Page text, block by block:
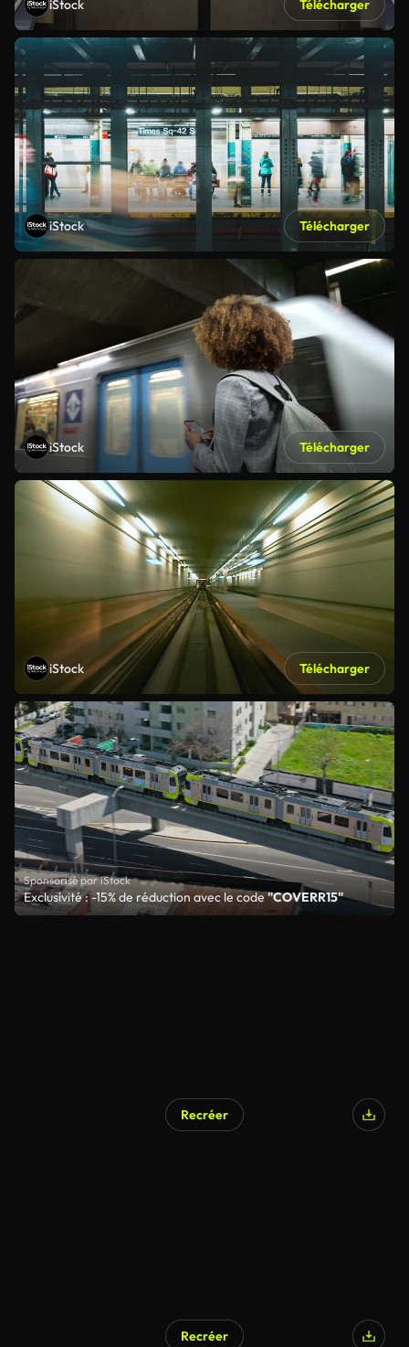
iStock Télécharger
iStock Télécharger
iStock Télécharger
iStock Télécharger
Sponsorisé par iStock
Exclusivité : -15% de réduction avec le code"COVERR15"
Recréer
Recréer